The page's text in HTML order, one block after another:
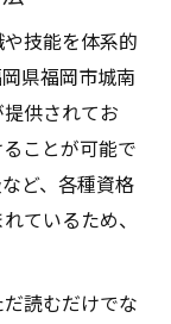
技能を体系的
県福岡市城南
供されてお
ことが可能で
ど、各種資格
ているため、
読むだけでな